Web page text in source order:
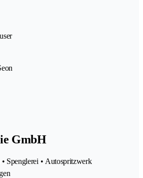
GmbH
• Spenglerei • Autospritzwerk